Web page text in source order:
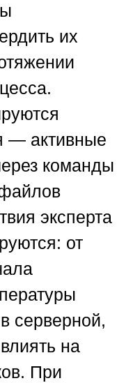
их
— активные
команды
эксперта
от
серверной,
на
При